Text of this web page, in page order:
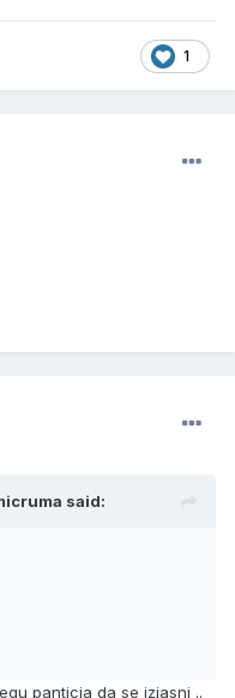
1
said:
panticja da se izjasni ..